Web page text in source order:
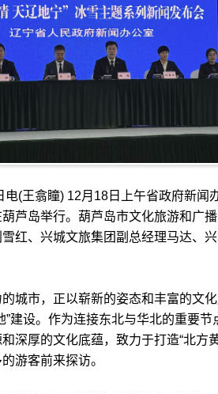
王翕瞳) 12月18日上午省政府新闻办
芦岛举行。葫芦岛市文化旅游和广
红、兴城文旅集团副总经理马达、
市，正以崭新的姿态和丰富的文化
”建设。作为连接东北与华北的重要
深厚的文化底蕴，致力于打造“北方
游客前来探访。